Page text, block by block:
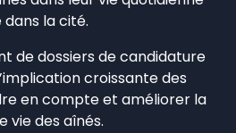
la cité.
de dossiers de candidature
croissante des
en compte et améliorer la
vie des aînés.